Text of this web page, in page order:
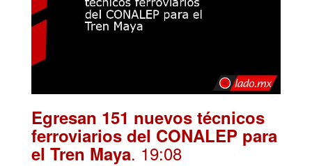
Egresan 151 nuevos técnicos
ferroviarios del CONALEP para
el Tren Maya. 19:08